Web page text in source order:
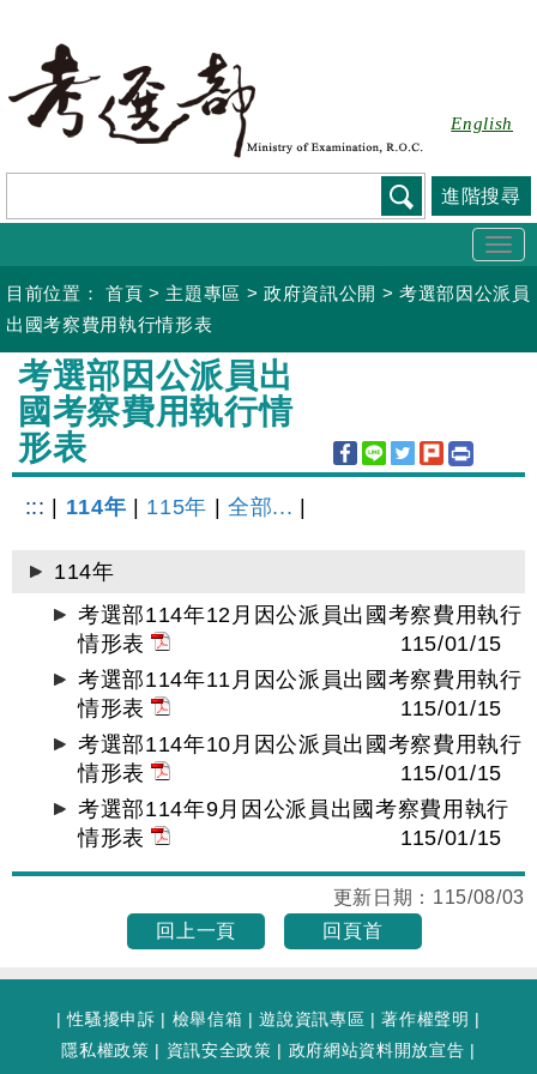
要
容
English
進階搜尋
目前位置： 首頁 > 主題專區 >政府資訊公開 >考選部因公派員
出國考察費用執行情形表
:::
考選部因公派員出
國考察費用執行情
形表
::: 114年 115年 |全部...
114年
考選部114年12月因公派員出國考察費用執行
情形表
115/01/15
考選部114年11月因公派員出國考察費用執行
情形表
115/01/15
考選部114年10月因公派員出國考察費用執行
情形表
115/01/15
考選部114年9月因公派員出國考察費用執行
情形表
115/01/15
更新日期： 115/08/03
回上一頁
回頁首
|性騷擾申訴 | 檢舉信箱 |遊說資訊專區 |著作權聲明 |
隱私權政策 | 資訊安全政策 | 政府網站資料開放宣告 |